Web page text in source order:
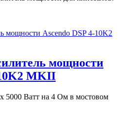
мощности
MKII
5000 Ватт на 4 Ом в мостовом